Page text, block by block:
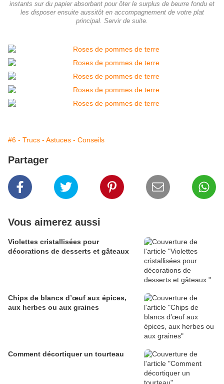
instants sur du papier absorbant pour ôter le surplus de beurre fondu et
les disposer ensuite aussitôt en accompagnement de votre plat
principal. Servir de suite.
#6 - Trucs - Astuces - Conseils
Partager
Vous aimerez aussi
Violettes cristallisées pour
décorations de desserts et gâteaux
Chips de blancs d’œuf aux épices,
aux herbes ou aux graines
Comment décortiquer un tourteau